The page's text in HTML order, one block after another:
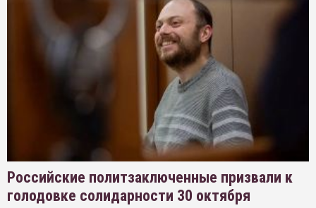
Российские политзаключенные призвали к
голодовке солидарности 30 октября